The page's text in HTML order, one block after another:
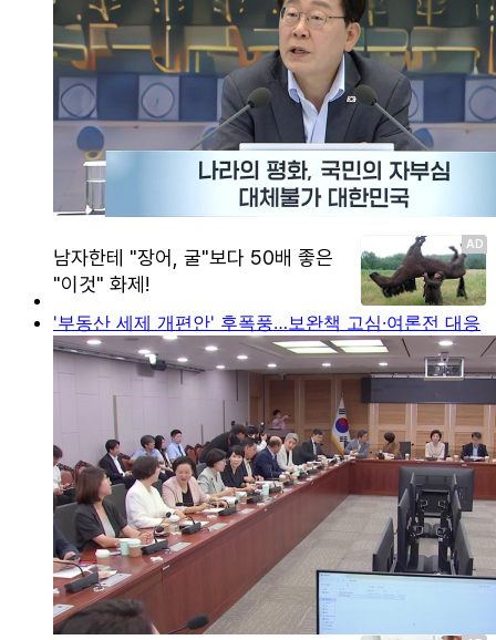
'부동산 세제 개편안' 후폭풍…보완책 고심·여론전 대응